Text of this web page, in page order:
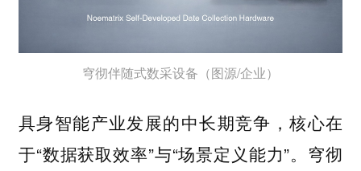
穹彻伴随式数采设备（图源/企业）
具身智能产业发展的中长期竞争，核心在
于“数据获取效率”与“场景定义能力”。穹彻